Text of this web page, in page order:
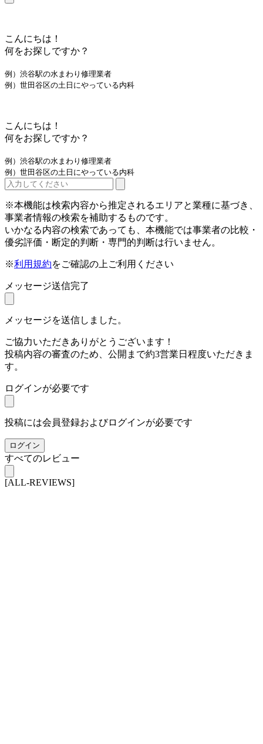
こんにちは！
何をお探しですか？
例）渋谷駅の水まわり修理業者
例）世田谷区の土日にやっている内科
こんにちは！
何をお探しですか？
例）渋谷駅の水まわり修理業者
例）世田谷区の土日にやっている内科
※本機能は検索内容から推定されるエリアと業種に基づき、
事業者情報の検索を補助するものです。
いかなる内容の検索であっても、本機能では事業者の比較・
優劣評価・断定的判断・専門的判断は行いません。
※利用規約をご確認の上ご利用ください
メッセージ送信完了
メッセージを送信しました。
ご協力いただきありがとうございます！
投稿内容の審査のため、公開まで約3営業日程度いただきま
す。
ログインが必要です
投稿には会員登録およびログインが必要です
ログイン
すべてのレビュー
[ALL-REVIEWS]